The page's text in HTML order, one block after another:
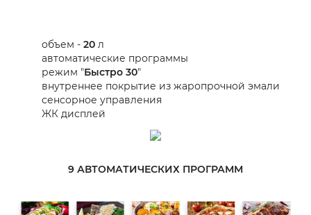
объем - 20 л
автоматические программы
режим "Быстро 30"
внутреннее покрытие из жаропрочной эмали
сенсорное управления
ЖК дисплей
9 АВТОМАТИЧЕСКИХ ПРОГРАММ